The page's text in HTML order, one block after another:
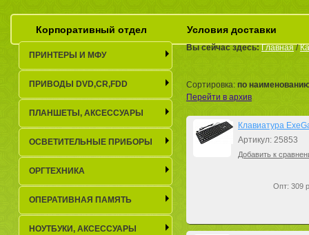
Корпоративный отдел Условия доставки
Вы сейчас здесь:Главная/
Сортировка: по
Перейти в архив
Клавиатура
Артикул: 25853
Добавить к
Опт: 309
ПРИНТЕРЫ И МФУ
ПРИВОДЫ DVD,CR,FDD
ПЛАНШЕТЫ, АКСЕСCУАРЫ
ОСВЕТИТЕЛЬНЫЕ ПРИБОРЫ
ОРГТЕХНИКА
ОПЕРАТИВНАЯ ПАМЯТЬ
НОУТБУКИ, АКСЕСCУАРЫ